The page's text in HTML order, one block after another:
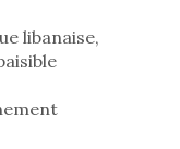
libanaise,